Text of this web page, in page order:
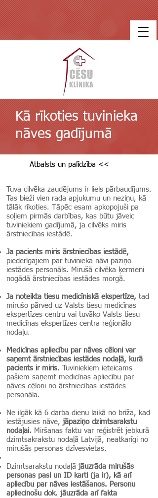
Kā rīkoties tuvinieka
nāves gadījumā
Atbalsts un palīdzība <<
Tuva cilvēka zaudējums ir liels pārbaudījums.
Tas bieži vien rada apjukumu un neziņu, kā
tālāk rīkoties. Tāpēc esam apkopojuši pa
soļiem pirmās darbības, kas būtu jāveic
tuviniekiem gadījumā, ja cilvēks miris
ārstniecības iestādē.
Ja pacients miris ārstniecības iestādē,
piederīgajiem par tuvinieka nāvi paziņo
iestādes personāls. Mirušā cilvēka ķermeni
nogādā ārstniecības iestādes morgā.
Ja noteikta tiesu medicīniskā ekspertīze, tad
mirušo pārved uz Valsts tiesu medicīnas
ekspertīzes centru vai tuvāko Valsts tiesu
medicīnas ekspertīzes centra reģionālo
nodaļu.
Medicīnas apliecību par nāves cēloni var
saņemt ārstniecības iestādes nodaļā, kurā
pacients ir miris. Tuviniekiem ieteicams
pašiem saņemt medicīnas apliecību par
nāves cēloni no ārstniecības iestādes
personāla.
Ne ilgāk kā 6 darba dienu laikā no brīža, kad
iestājusies nāve, jāpaziņo dzimtsarakstu
nodaļai. Miršanas faktu var reģistrēt jebkurā
dzimtsakrakstu nodaļā Latvijā, neatkarīgi no
mirušās personas dzīvesvietas.
Dzimtsarakstu nodaļā jāuzrāda mirušās
personas pasi un ID karti (ja ir), kā arī
apliecību par nāves iestāšanos. Personu
apliecinošu dok. jāuzrāda arī fakta